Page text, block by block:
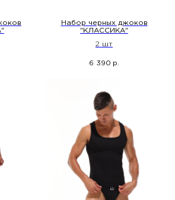
Набор черных джоков
"КЛАССИКА"
2 шт
6 390 р.